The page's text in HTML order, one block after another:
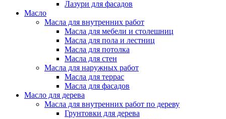
Лазури для фасадов
Масло
Масла для внутренних работ
Масла для мебели и столешниц
Масла для пола и лестниц
Масла для потолка
Масла для стен
Масла для наружных работ
Масла для террас
Масла для фасадов
Масло для дерева
Масла для внутренних работ по дереву
Грунтовки для дерева